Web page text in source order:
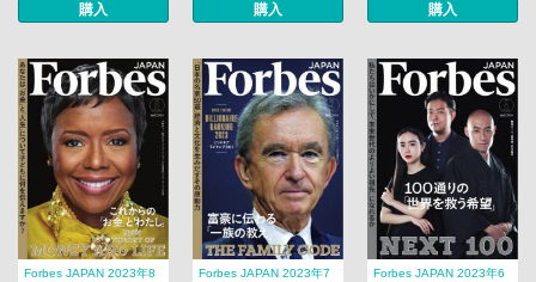
購入 購入 購入
Forbes JAPAN 2023年8
Forbes JAPAN 2023年7
Forbes JAPAN 2023年6